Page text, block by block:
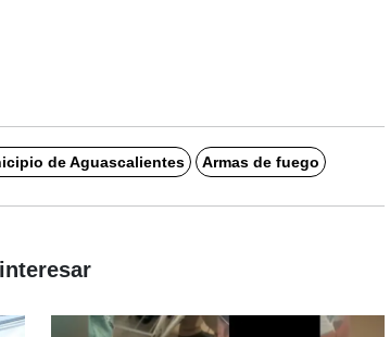
de Aguascalientes Armas de fuego